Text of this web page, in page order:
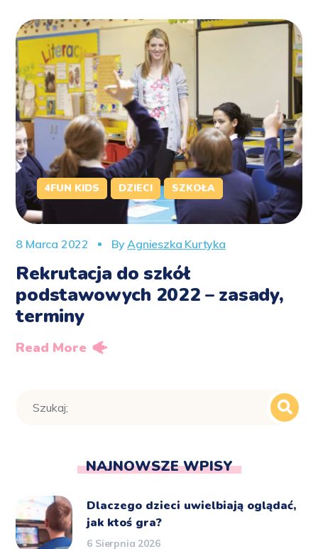
4FUN KIDS DZIECI SZKOŁA
8 Marca 2022 ByAgnieszka Kurtyka
Rekrutacja do szkół
podstawowych 2022 – zasady,
terminy
Read More
NAJNOWSZE WPISY
Dlaczego dzieci uwielbiają oglądać,
jak ktoś gra?
6 Sierpnia 2026